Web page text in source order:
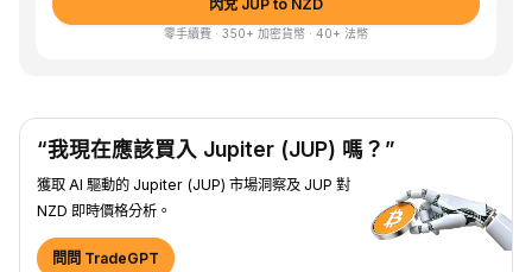
閃兌 JUP to NZD
零手續費 · 350+ 加密貨幣 · 40+ 法幣
“我現在應該買入 Jupiter (JUP) 嗎？”
獲取 AI 驅動的 Jupiter (JUP) 市場洞察及 JUP 對
NZD 即時價格分析。
問問 TradeGPT